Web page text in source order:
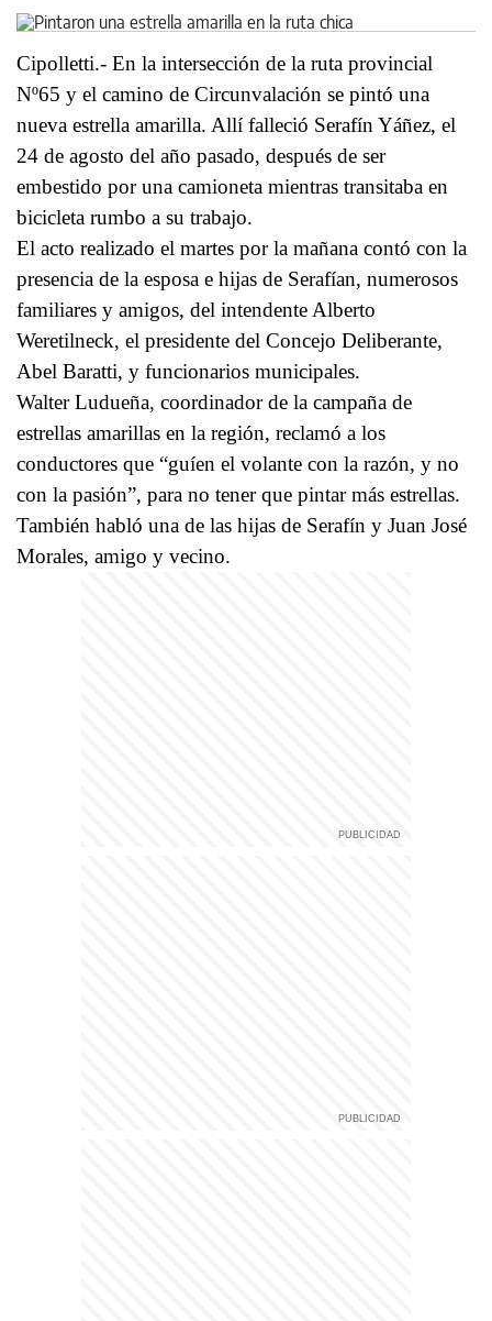
Cipolletti.- En la intersección de la ruta provincial
Nº65 y el camino de Circunvalación se pintó una
nueva estrella amarilla. Allí falleció Serafín Yáñez, el
24 de agosto del año pasado, después de ser
embestido por una camioneta mientras transitaba en
bicicleta rumbo a su trabajo.
El acto realizado el martes por la mañana contó con la
presencia de la esposa e hijas de Serafían, numerosos
familiares y amigos, del intendente Alberto
Weretilneck, el presidente del Concejo Deliberante,
Abel Baratti, y funcionarios municipales.
Walter Ludueña, coordinador de la campaña de
estrellas amarillas en la región, reclamó a los
conductores que “guíen el volante con la razón, y no
con la pasión”, para no tener que pintar más estrellas.
También habló una de las hijas de Serafín y Juan José
Morales, amigo y vecino.